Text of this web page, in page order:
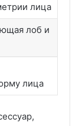
лица
лоб и
лица